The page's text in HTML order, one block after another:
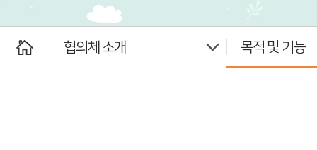
찾아오시는길
협의체 소개 목적 및 기능